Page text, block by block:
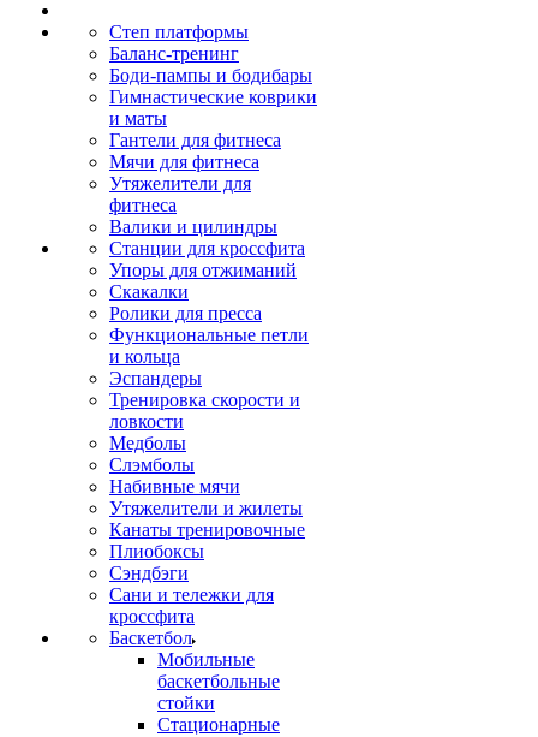
Степ платформы
Баланс-тренинг
Боди-пампы и бодибары
Гимнастические коврики
и маты
Гантели для фитнеса
Мячи для фитнеса
Утяжелители для
фитнеса
Валики и цилиндры
Станции для кроссфита
Упоры для отжиманий
Скакалки
Ролики для пресса
Функциональные петли
и кольца
Эспандеры
Тренировка скорости и
ловкости
Медболы
Слэмболы
Набивные мячи
Утяжелители и жилеты
Канаты тренировочные
Плиобоксы
Сэндбэги
Сани и тележки для
кроссфита
Баскетбол
Мобильные
баскетбольные
стойки
Стационарные